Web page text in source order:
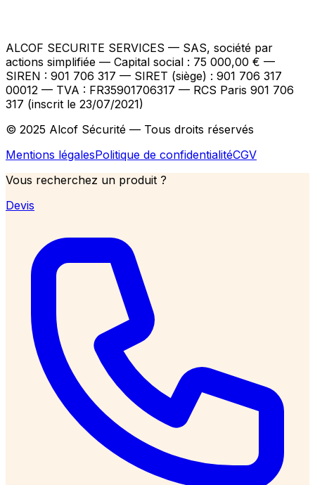
ALCOF SECURITE SERVICES — SAS, société par
actions simplifiée — Capital social : 75 000,00 € —
SIREN : 901 706 317 — SIRET (siège) : 901 706 317
00012 — TVA : FR35901706317 — RCS Paris 901 706
317 (inscrit le 23/07/2021)
© 2025 Alcof Sécurité — Tous droits réservés
Mentions légalesPolitique de confidentialitéCGV
Vous recherchez un produit ?
Devis